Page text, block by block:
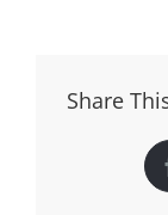
Share